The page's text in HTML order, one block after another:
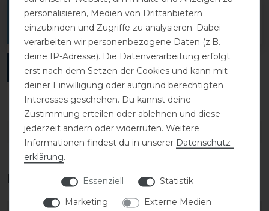
Melde dich an, um eine Kundenrezension zu
verfassen.
ANMELDEN
DETAILS ZUR PRODUKTSICHERHEIT
Das perfekte Zubehör für dich
personalisieren, Medien von Drittanbietern
einzubinden und Zugriffe zu analysieren. Dabei
verarbeiten wir personenbezogene Daten (z.B.
deine IP-Adresse). Die Datenverarbeitung erfolgt
erst nach dem Setzen der Cookies und kann mit
deiner Einwilligung oder aufgrund berechtigten
Interesses geschehen. Du kannst deine
Zustimmung erteilen oder ablehnen und diese
jederzeit ändern oder widerrufen. Weitere
Informationen findest du in unserer Daten­schutz­
erklärung.
Essenziell
Statistik
Marketing
Externe Medien